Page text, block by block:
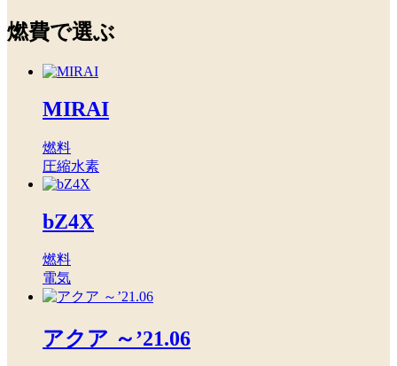
燃費で選ぶ
MIRAI
燃料
圧縮水素
bZ4X
燃料
電気
アクア ～’21.06